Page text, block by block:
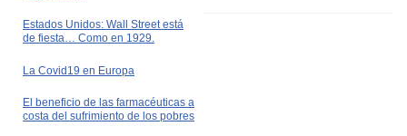
Estados Unidos: Wall Street está
de fiesta… Como en 1929.
La Covid19 en Europa
El beneficio de las farmacéuticas a
costa del sufrimiento de los pobres